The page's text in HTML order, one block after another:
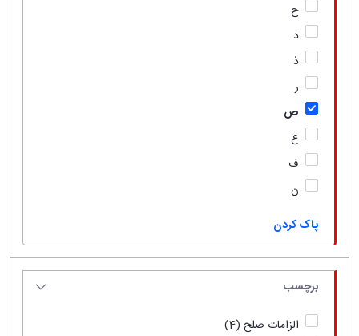
ح
د
ذ
ر
ص
ع
ف
ن
پاک کردن
برچسب
الزامات صلح (4)